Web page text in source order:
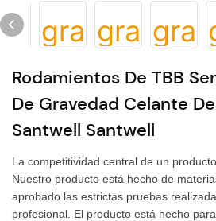
Rodamientos De TBB
De Gravedad Celante
Santwell Santwell
La competitividad central de un
Nuestro producto está hecho de
aprobado las estrictas pruebas
profesional. El producto está hecho